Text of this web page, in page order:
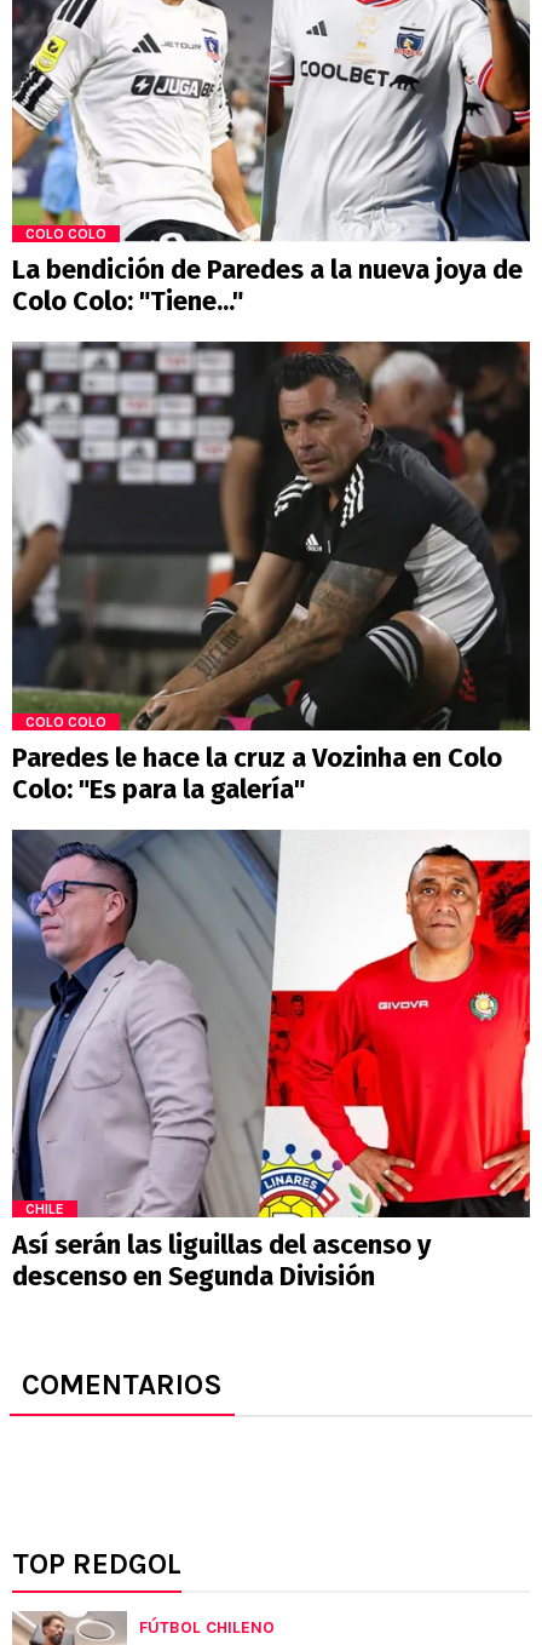
COLO COLO
La bendición de Paredes a la nueva joya de
Colo Colo: "Tiene..."
COLO COLO
Paredes le hace la cruz a Vozinha en Colo
Colo: "Es para la galería"
CHILE
Así serán las liguillas del ascenso y
descenso en Segunda División
COMENTARIOS
TOP REDGOL
FÚTBOL CHILENO